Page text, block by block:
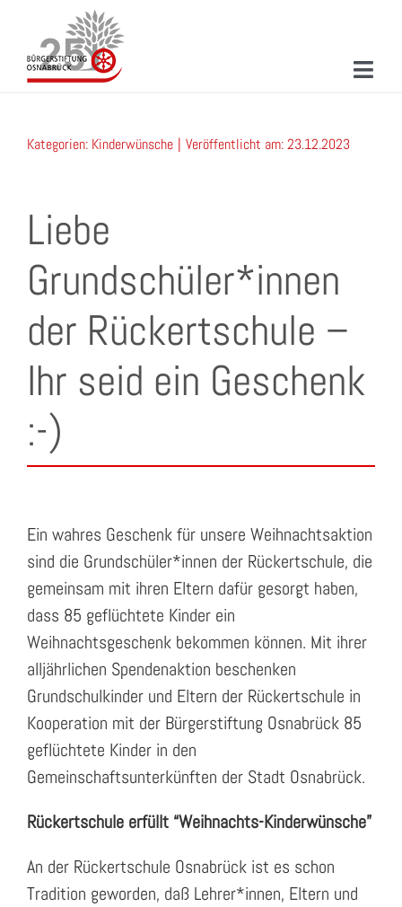
springen
MITMACHEN
VERANSTALTUNGEN
KONTAKT
SUCHE
Kategorien: Kinderwünsche | Veröffentlicht am: 23.12.2023
Liebe
Grundschüler*innen
der Rückertschule –
Ihr seid ein Geschenk
:-)
Ein wahres Geschenk für unsere Weihnachtsaktion
sind die Grundschüler*innen der Rückertschule, die
gemeinsam mit ihren Eltern dafür gesorgt haben,
dass 85 geflüchtete Kinder ein
Weihnachtsgeschenk bekommen können. Mit ihrer
alljährlichen Spendenaktion beschenken
Grundschulkinder und Eltern der Rückertschule in
Kooperation mit der Bürgerstiftung Osnabrück 85
geflüchtete Kinder in den
Gemeinschaftsunterkünften der Stadt Osnabrück.
Rückertschule erfüllt “Weihnachts-Kinderwünsche”
An der Rückertschule Osnabrück ist es schon
Tradition geworden, daß Lehrer*innen, Eltern und